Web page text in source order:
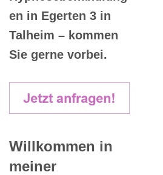
en in Egerten 3 in
Talheim – kommen
Sie gerne vorbei.
Willkommen in
meiner